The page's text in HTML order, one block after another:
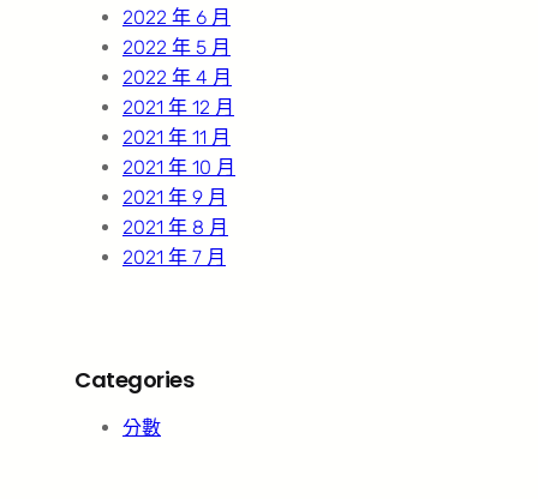
2022 年 6 月
2022 年 5 月
2022 年 4 月
2021 年 12 月
2021 年 11 月
2021 年 10 月
2021 年 9 月
2021 年 8 月
2021 年 7 月
Categories
分數